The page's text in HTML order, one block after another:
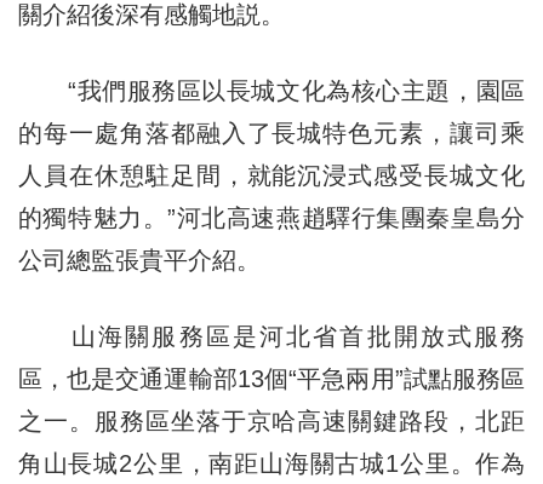
關介紹後深有感觸地説。
“我們服務區以長城文化為核心主題，園區
的每一處角落都融入了長城特色元素，讓司乘
人員在休憩駐足間，就能沉浸式感受長城文化
的獨特魅力。”河北高速燕趙驛行集團秦皇島分
公司總監張貴平介紹。
山海關服務區是河北省首批開放式服務
區，也是交通運輸部13個“平急兩用”試點服務區
之一。服務區坐落于京哈高速關鍵路段，北距
角山長城2公里，南距山海關古城1公里。作為